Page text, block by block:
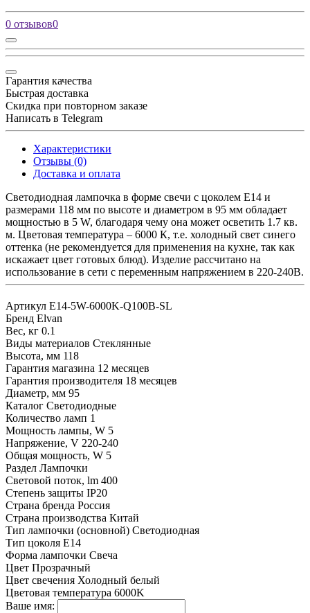
0 отзывов0
Гарантия качества
Быстрая доставка
Скидка при повторном заказе
Написать в Telegram
Характеристики
Отзывы (0)
Доставка и оплата
Светодиодная лампочка в форме свечи с цоколем E14 и
размерами 118 мм по высоте и диаметром в 95 мм обладает
мощностью в 5 W, благодаря чему она может осветить 1.7 кв.
м. Цветовая температура – 6000 К, т.е. холодный свет синего
оттенка (не рекомендуется для применения на кухне, так как
искажает цвет готовых блюд). Изделие рассчитано на
использование в сети с переменным напряжением в 220-240В.
Артикул E14-5W-6000K-Q100B-SL
Бренд Elvan
Вес, кг 0.1
Виды материалов Стеклянные
Высота, мм 118
Гарантия магазина 12 месяцев
Гарантия производителя 18 месяцев
Диаметр, мм 95
Каталог Светодиодные
Количество ламп 1
Мощность лампы, W 5
Напряжение, V 220-240
Общая мощность, W 5
Раздел Лампочки
Световой поток, lm 400
Степень защиты IP20
Страна бренда Россия
Страна производства Китай
Тип лампочки (основной) Светодиодная
Тип цоколя E14
Форма лампочки Свеча
Цвет Прозрачный
Цвет свечения Холодный белый
Цветовая температура 6000K
Ваше имя: